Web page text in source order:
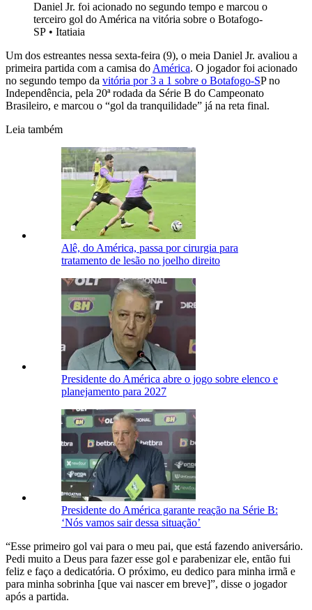
Daniel Jr. foi acionado no segundo tempo e marcou o
terceiro gol do América na vitória sobre o Botafogo-
SP • Itatiaia
Um dos estreantes nessa sexta-feira (9), o meia Daniel Jr. avaliou a
primeira partida com a camisa do América. O jogador foi acionado
no segundo tempo da vitória por 3 a 1 sobre o Botafogo-SP no
Independência, pela 20ª rodada da Série B do Campeonato
Brasileiro, e marcou o “gol da tranquilidade” já na reta final.
Leia também
Alê, do América, passa por cirurgia para
tratamento de lesão no joelho direito
Presidente do América abre o jogo sobre elenco e
planejamento para 2027
Presidente do América garante reação na Série B:
‘Nós vamos sair dessa situação’
“Esse primeiro gol vai para o meu pai, que está fazendo aniversário.
Pedi muito a Deus para fazer esse gol e parabenizar ele, então fui
feliz e faço a dedicatória. O próximo, eu dedico para minha irmã e
para minha sobrinha [que vai nascer em breve]”, disse o jogador
após a partida.